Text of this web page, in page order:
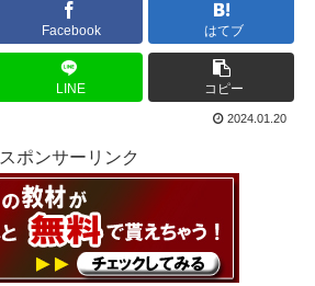
Facebook はてブ
LINE コピー
2024.01.20
スポンサーリンク